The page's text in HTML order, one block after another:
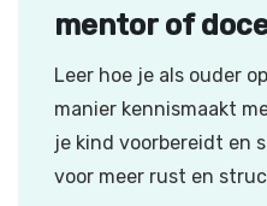
mentor of
Leer hoe je als ouder
manier kennismaakt
je kind voorbereidt en
voor meer rust en